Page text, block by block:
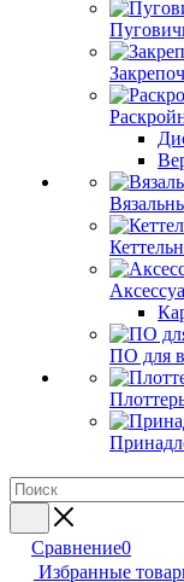
ПО для
Сравнение0
Избранные